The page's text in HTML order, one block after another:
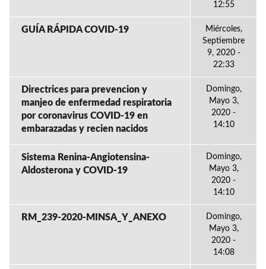
12:55
GUÍA RÁPIDA COVID-19
Miércoles,
Septiembre
9, 2020 -
22:33
Directrices para prevencion y
manjeo de enfermedad respiratoria
por coronavirus COVID-19 en
embarazadas y recien nacidos
Domingo,
Mayo 3,
2020 -
14:10
Sistema Renina-Angiotensina-
Aldosterona y COVID-19
Domingo,
Mayo 3,
2020 -
14:10
RM_239-2020-MINSA_Y_ANEXO
Domingo,
Mayo 3,
2020 -
14:08